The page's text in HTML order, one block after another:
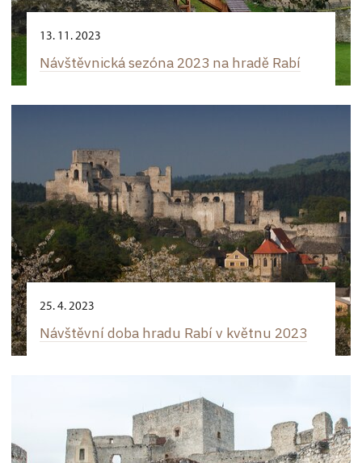
13. 11. 2023
Návštěvnická sezóna 2023 na hradě Rabí
25. 4. 2023
Návštěvní doba hradu Rabí v květnu 2023